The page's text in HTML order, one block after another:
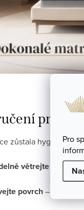
Pro
pro
zůstala hygienická
větrejte –
povrch– ideálně